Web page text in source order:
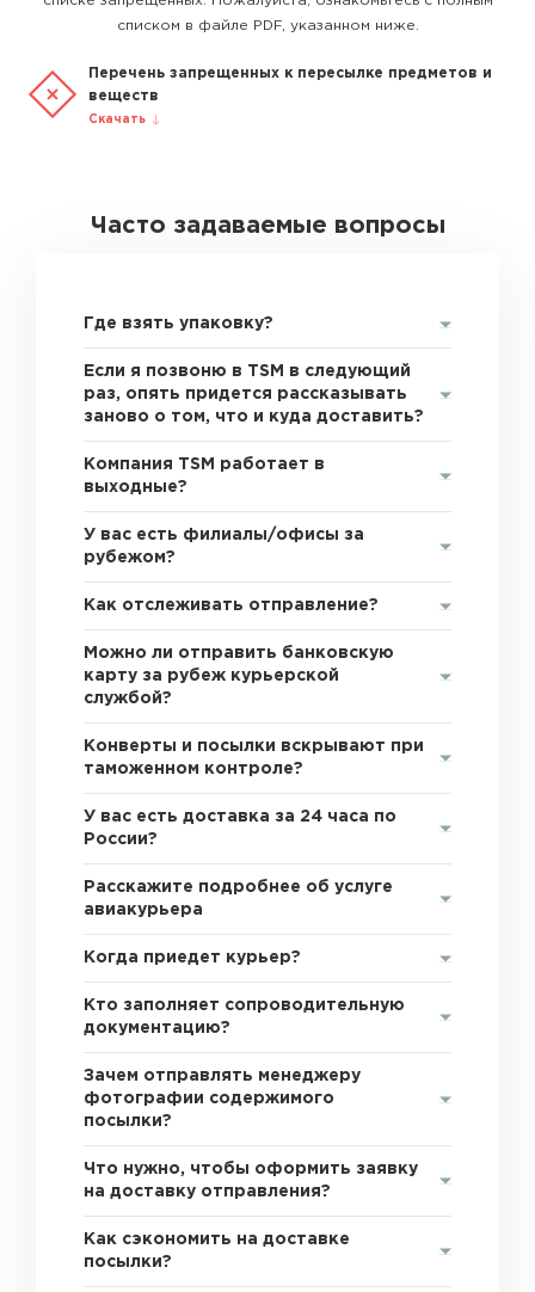
списком в файле PDF, указанном ниже.
Перечень запрещенных к пересылке предметов и
веществ
Скачать
Часто задаваемые вопросы
Где взять упаковку?
Если я позвоню в TSM в следующий
раз, опять придется рассказывать
заново о том, что и куда доставить?
Компания TSM работает в
выходные?
У вас есть филиалы/офисы за
рубежом?
Как отслеживать отправление?
Можно ли отправить банковскую
карту за рубеж курьерской
службой?
Конверты и посылки вскрывают при
таможенном контроле?
У вас есть доставка за 24 часа по
России?
Расскажите подробнее об услуге
авиакурьера
Когда приедет курьер?
Кто заполняет сопроводительную
документацию?
Зачем отправлять менеджеру
фотографии содержимого
посылки?
Что нужно, чтобы оформить заявку
на доставку отправления?
Как сэкономить на доставке
посылки?